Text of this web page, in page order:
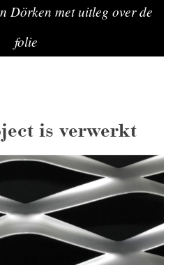
Dörken met uitleg over de
folie
is verwerkt